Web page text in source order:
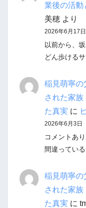
業後の活動
美穂より
2026年6月17日
以前から、
どん歩ける
稲見萌寧の
された家
た真実 に
2026年6月3日
コメントあ
間違ってい
稲見萌寧の
された家
た真実 に